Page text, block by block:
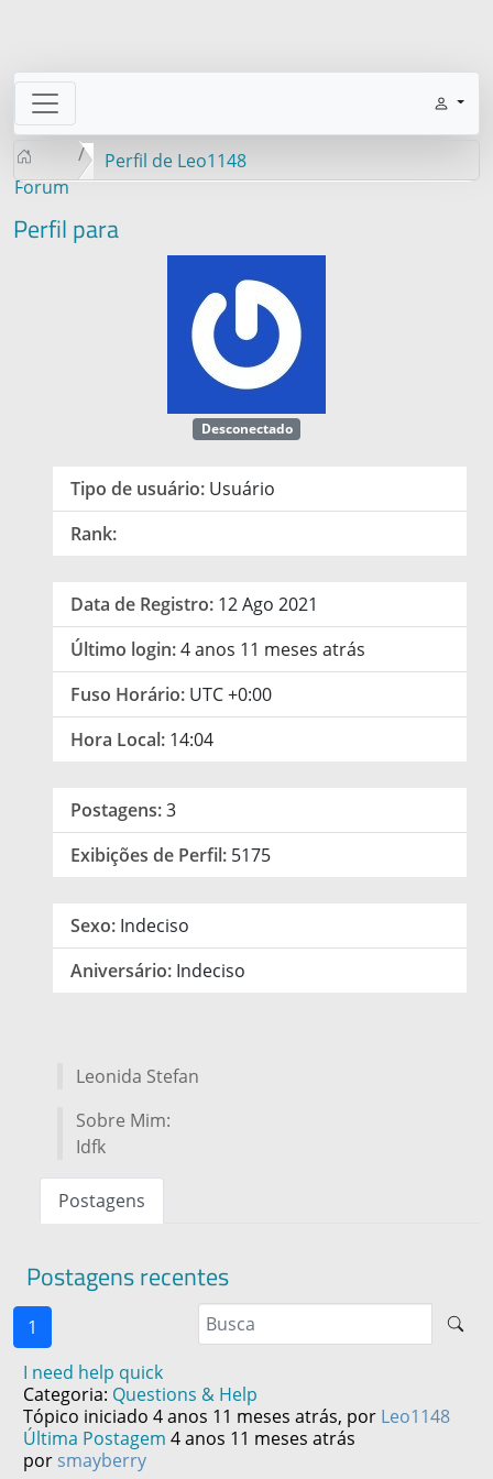
Forum
Perfil de Leo1148
Perfil para
Desconectado
Tipo de usuário: Usuário
Rank:
Data de Registro: 12 Ago 2021
Último login:4 anos 11 meses atrás
Fuso Horário: UTC +0:00
Hora Local: 14:04
Postagens:3
Exibições de Perfil: 5175
Sexo: Indeciso
Aniversário: Indeciso
Leonida Stefan
Sobre Mim:
Idfk
Postagens
Postagens recentes
1
I need help quick
Categoria: Questions & Help
Tópico iniciado 4 anos 11 meses atrás, por Leo1148
Última Postagem 4 anos 11 meses atrás
por smayberry